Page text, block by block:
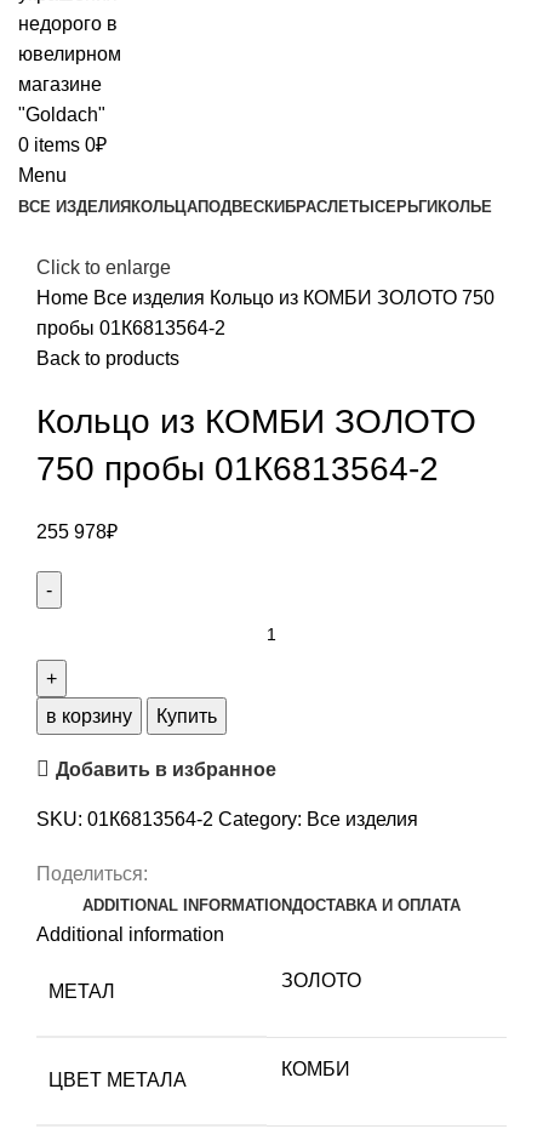
0 items 0₽
Menu
ВСЕ ИЗДЕЛИЯ КОЛЬЦАПОДВЕСКИ БРАСЛЕТЫ СЕРЬГИ КОЛЬЕ
Click to enlarge
Home Все изделия Кольцо из КОМБИ ЗОЛОТО 750
пробы 01К6813564-2
Back to products
Кольцо из КОМБИ ЗОЛОТО
750 пробы 01К6813564-2
255 978₽
КОМБИ
ЗОЛОТО
пробы
quantity
в корзину Купить
Добавить в избранное
SKU: 01К6813564-2 Category: Все изделия
Поделиться:
ADDITIONAL INFORMATIONДОСТАВКА И ОПЛАТА
Additional information
МЕТАЛ
ЗОЛОТО
ЦВЕТ МЕТАЛА
КОМБИ